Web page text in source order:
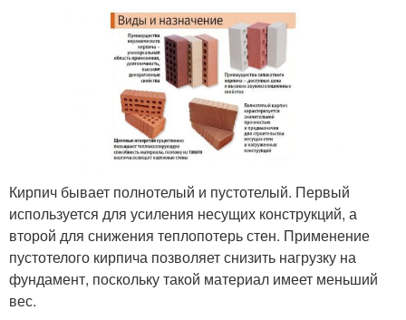
Кирпич бывает полнотелый и пустотелый. Первый
используется для усиления несущих конструкций, а
второй для снижения теплопотерь стен. Применение
пустотелого кирпича позволяет снизить нагрузку на
фундамент, поскольку такой материал имеет меньший
вес.